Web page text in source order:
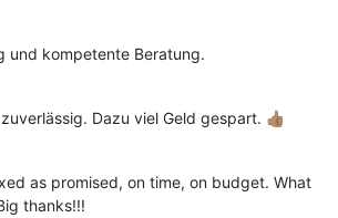
und kompetente Beratung.
Dazu viel Geld gespart. 👍🏽
as promised, on time, on budget. What
thanks!!!